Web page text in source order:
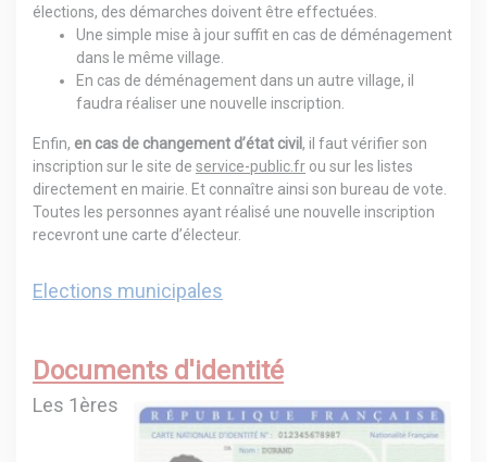
élections, des démarches doivent être effectuées.
Une simple mise à jour suffit en cas de déménagement
dans le même village.
En cas de déménagement dans un autre village, il
faudra réaliser une nouvelle inscription.
Enfin, en cas de changement d’état civil, il faut vérifier son
inscription sur le site de service-public.fr ou sur les listes
directement en mairie. Et connaître ainsi son bureau de vote.
Toutes les personnes ayant réalisé une nouvelle inscription
recevront une carte d’électeur.
Elections municipales
Documents d'identité
Les 1ères